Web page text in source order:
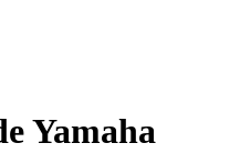
Yamaha